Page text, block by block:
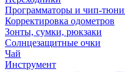
Программаторы и чип-
Корректировка одометров
Зонты, сумки, рюкзаки
Солнцезащитные очки
Чай
Инструмент